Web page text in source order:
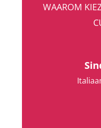
WAAROM